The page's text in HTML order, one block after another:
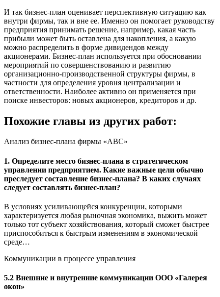
И так бизнес-план оценивает перспективную ситуацию как
внутри фирмы, так и вне ее. Именно он помогает руководству
предприятия принимать решение, например, какая часть
прибыли может быть оставлена для накопления, а какую
можно распределить в форме дивидендов между
акционерами. Бизнес-план используется при обосновании
мероприятий по совершенствованию и развитию
организационно-производственной структуры фирмы, в
частности для определения уровня централизации и
ответственности. Наиболее активно он применяется при
поиске инвесторов: новых акционеров, кредиторов и др.
Похожие главы из других работ:
Анализ бизнес-плана фирмы «АВС»
1. Определите место бизнес-плана в стратегическом
управлении предприятием. Какие важные цели обычно
преследует составление бизнес-плана? В каких случаях
следует составлять бизнес-план?
В условиях усиливающейся конкуренции, которыми
характеризуется любая рыночная экономика, выжить может
только тот субъект хозяйствования, который сможет быстрее
приспособиться к быстрым изменениям в экономической
среде…
Коммуникации в процессе управления
5.2 Внешние и внутренние коммуникации ООО «Галерея
окон»